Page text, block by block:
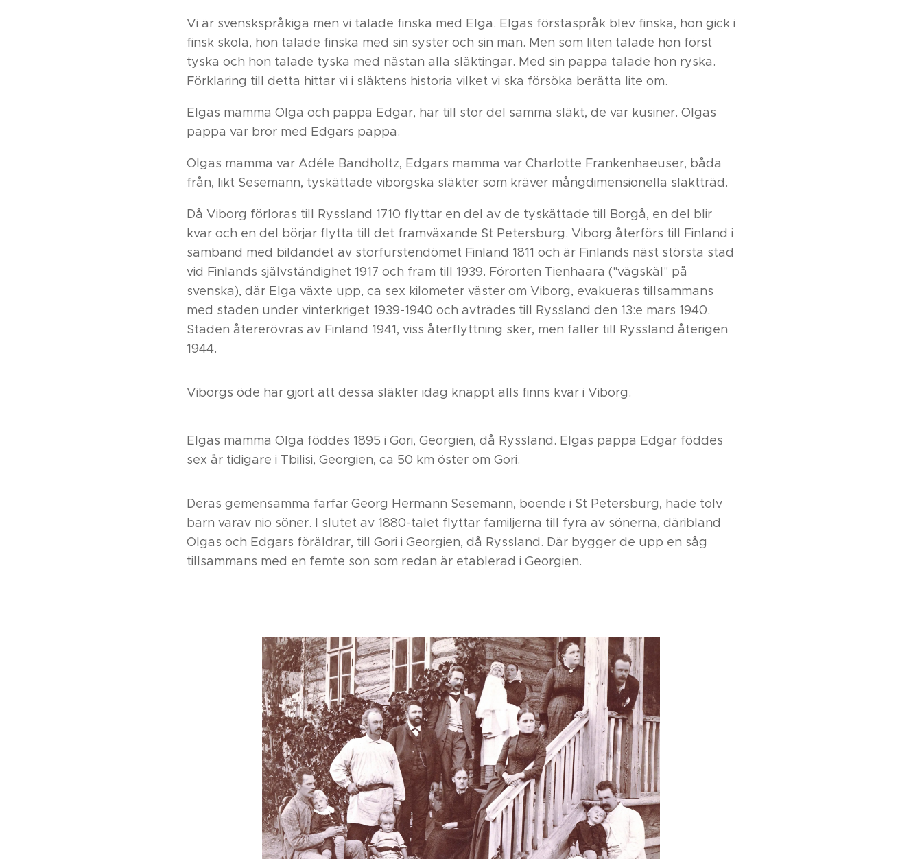
Vi är svenskspråkiga men vi talade finska med Elga. Elgas förstaspråk blev finska, hon gick i
finsk skola, hon talade finska med sin syster och sin man. Men som liten talade hon först
tyska och hon talade tyska med nästan alla släktingar. Med sin pappa talade hon ryska.
Förklaring till detta hittar vi i släktens historia vilket vi ska försöka berätta lite om.
Elgas mamma Olga och pappa Edgar, har till stor del samma släkt, de var kusiner. Olgas
pappa var bror med Edgars pappa.
Olgas mamma var Adéle Bandholtz, Edgars mamma var Charlotte Frankenhaeuser, båda
från, likt Sesemann, tyskättade viborgska släkter som kräver mångdimensionella släktträd.
Då Viborg förloras till Ryssland 1710 flyttar en del av de tyskättade till Borgå, en del blir
kvar och en del börjar flytta till det framväxande St Petersburg. Viborg återförs till Finland i
samband med bildandet av storfurstendömet Finland 1811 och är Finlands näst största stad
vid Finlands självständighet 1917 och fram till 1939. Förorten Tienhaara ("vägskäl" på
svenska), där Elga växte upp, ca sex kilometer väster om Viborg, evakueras tillsammans
med staden under vinterkriget 1939-1940 och avträdes till Ryssland den 13:e mars 1940.
Staden återerövras av Finland 1941, viss återflyttning sker, men faller till Ryssland återigen
1944.
Viborgs öde har gjort att dessa släkter idag knappt alls finns kvar i Viborg.
Elgas mamma Olga föddes 1895 i Gori, Georgien, då Ryssland. Elgas pappa Edgar föddes
sex år tidigare i Tbilisi, Georgien, ca 50 km öster om Gori.
Deras gemensamma farfar Georg Hermann Sesemann, boende i St Petersburg, hade tolv
barn varav nio söner. I slutet av 1880-talet flyttar familjerna till fyra av sönerna, däribland
Olgas och Edgars föräldrar, till Gori i Georgien, då Ryssland. Där bygger de upp en såg
tillsammans med en femte son som redan är etablerad i Georgien.